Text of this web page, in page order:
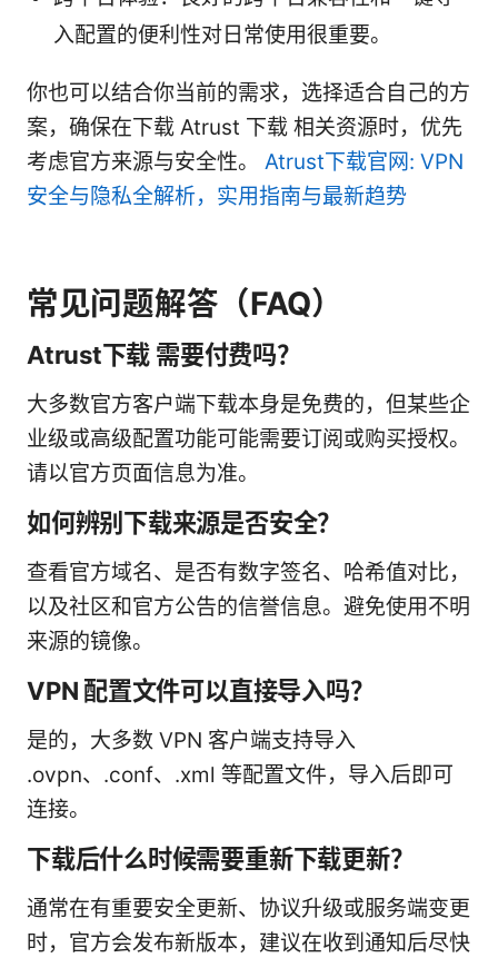
入配置的便利性对日常使用很重要。
你也可以结合你当前的需求，选择适合自己的方
案，确保在下载 Atrust 下载 相关资源时，优先
考虑官方来源与安全性。 Atrust下载官网: VPN
安全与隐私全解析，实用指南与最新趋势
常见问题解答（FAQ）
Atrust下载 需要付费吗？
大多数官方客户端下载本身是免费的，但某些企
业级或高级配置功能可能需要订阅或购买授权。
请以官方页面信息为准。
如何辨别下载来源是否安全？
查看官方域名、是否有数字签名、哈希值对比，
以及社区和官方公告的信誉信息。避免使用不明
来源的镜像。
VPN 配置文件可以直接导入吗？
是的，大多数 VPN 客户端支持导入
.ovpn、.conf、.xml 等配置文件，导入后即可
连接。
下载后什么时候需要重新下载更新？
通常在有重要安全更新、协议升级或服务端变更
时，官方会发布新版本，建议在收到通知后尽快